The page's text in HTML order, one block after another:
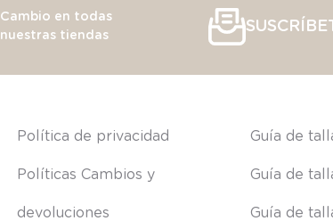
Cambio en todas
nuestras tiendas
Política de privacidad
Políticas Cambios y
devoluciones
Guía de
Guía de
Guía de